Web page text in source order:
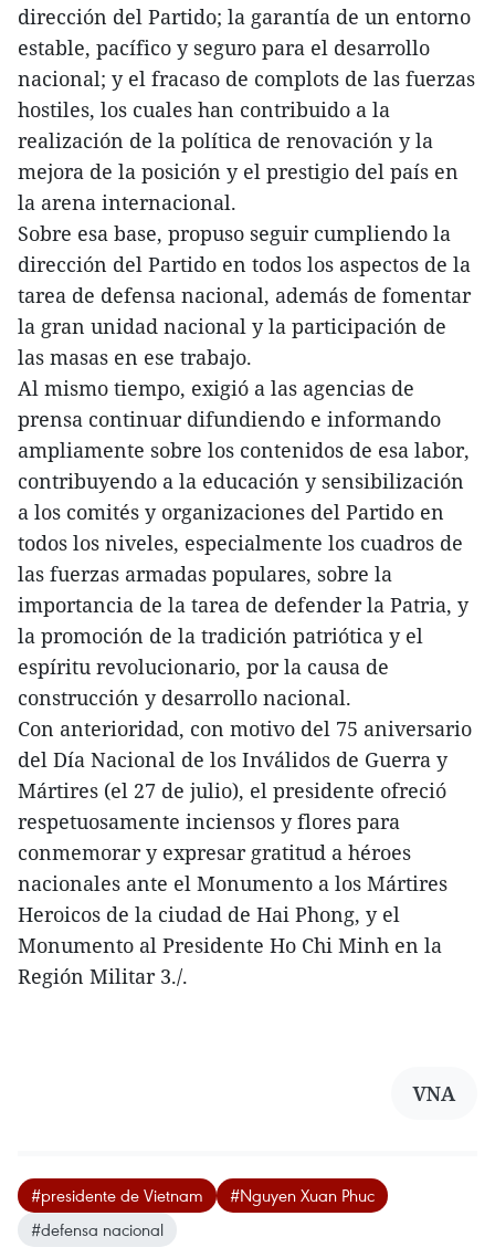
dirección del Partido; la garantía de un entorno
estable, pacífico y seguro para el desarrollo
nacional; y el fracaso de complots de las fuerzas
hostiles, los cuales han contribuido a la
realización de la política de renovación y la
mejora de la posición y el prestigio del país en
la arena internacional.
Sobre esa base, propuso seguir cumpliendo la
dirección del Partido en todos los aspectos de la
tarea de defensa nacional, además de fomentar
la gran unidad nacional y la participación de
las masas en ese trabajo.
Al mismo tiempo, exigió a las agencias de
prensa continuar difundiendo e informando
ampliamente sobre los contenidos de esa labor,
contribuyendo a la educación y sensibilización
a los comités y organizaciones del Partido en
todos los niveles, especialmente los cuadros de
las fuerzas armadas populares, sobre la
importancia de la tarea de defender la Patria, y
la promoción de la tradición patriótica y el
espíritu revolucionario, por la causa de
construcción y desarrollo nacional.
Con anterioridad, con motivo del 75 aniversario
del Día Nacional de los Inválidos de Guerra y
Mártires (el 27 de julio), el presidente ofreció
respetuosamente inciensos y flores para
conmemorar y expresar gratitud a héroes
nacionales ante el Monumento a los Mártires
Heroicos de la ciudad de Hai Phong, y el
Monumento al Presidente Ho Chi Minh en la
Región Militar 3./.
VNA
#presidente de Vietnam
#Nguyen Xuan Phuc
#defensa nacional